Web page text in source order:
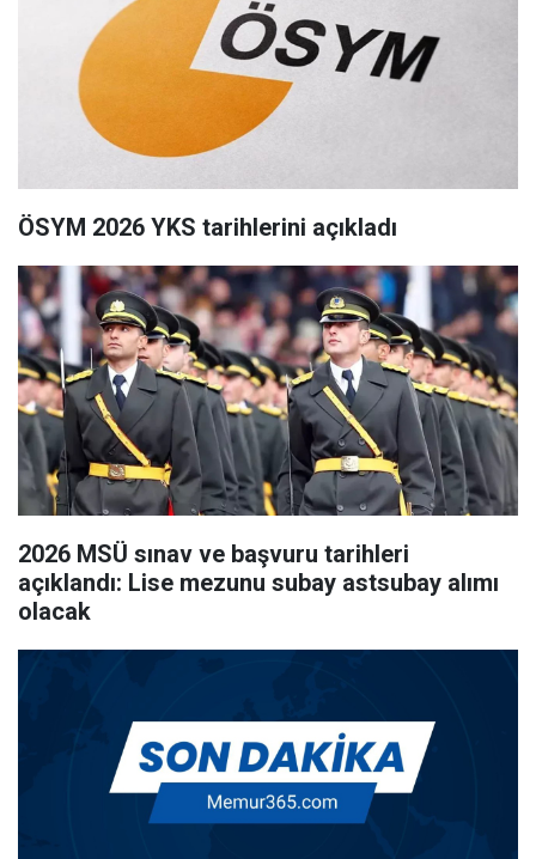
ÖSYM 2026 YKS tarihlerini açıkladı
2026 MSÜ sınav ve başvuru tarihleri
açıklandı: Lise mezunu subay astsubay alımı
olacak